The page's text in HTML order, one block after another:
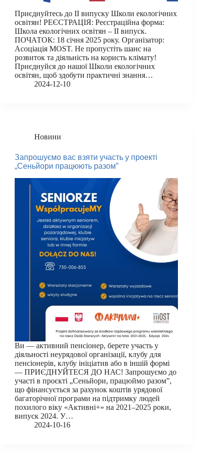
Приєднуйтесь до II випуску Школи екологічних
освітян! РЕЄСТРАЦІЯ: Реєстраційна форма:
Школа екологічних освітян – II випуск.
ПОЧАТОК: 18 січня 2025 року. Організатор:
Асоціація MOST. Не пропустіть шанс на
розвиток та діяльність на користь клімату!
Приєднуйся до нашої Школи екологічних
освітян, щоб здобути практичні знання…
2024-12-10
Новини
Запрошуємо вас взяти участь у проекті
„Сеньйори працюють разом”
Ви — активний пенсіонер, берете участь у
діяльності неурядової організації, клубу для
пенсіонерів, клубу ініціатив або в іншій формі
— ПРИЄДНУЙТЕСЯ ДО НАС! Запрошуємо до
участі в проєкті „Сеньйори, працюймо разом”,
що фінансується за рахунок коштів урядової
багаторічної програми на підтримку людей
похилого віку «Активні+» на 2021–2025 роки,
випуск 2024. У…
2024-10-16